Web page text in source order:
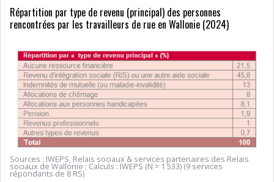
Répartition par type de revenu (principal) des personnes
rencontrées par les travailleurs de rue en Wallonie (2024)
Sources : IWEPS, Relais sociaux & services partenaires des Relais
sociaux de Wallonie ; Calculs : IWEPS (N = 1 533) (9 services
répondants de 8 RS)